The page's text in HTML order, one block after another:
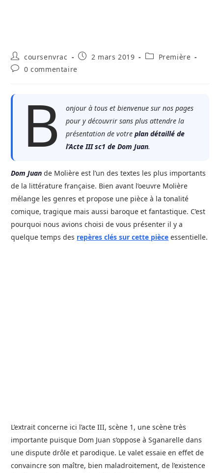
Auteur/autrice
de
la
coursenvrac
Publication
2 mars 2019
PostPremière
Commentaires
publication :
0 commentaire
B
onjour à tous et bienvenue sur nos pages
pour y découvrir sans plus attendre la
présentation de votreplan détaillé de
l’Acte III sc1 deDom Juan.
Dom Juan de Molière est l’un des textes les plus importants
de la littérature française. Bien avant l’oeuvre Molière
mélange les genres et propose une pièce à la tonalité
comique, tragique mais aussi baroque et fantastique. C’est
pourquoi nous avions choisi de vous présenter il y a
quelque temps des repères clés sur cette pièce essentielle.
L’extrait concerne ici l’acte III, scène 1, une scène très
importante puisque Dom Juan s’oppose à Sganarelle dans
une dispute drôle et parodique. Le valet essaie en effet de
convaincre son maître, bien maladroitement, de l’existence